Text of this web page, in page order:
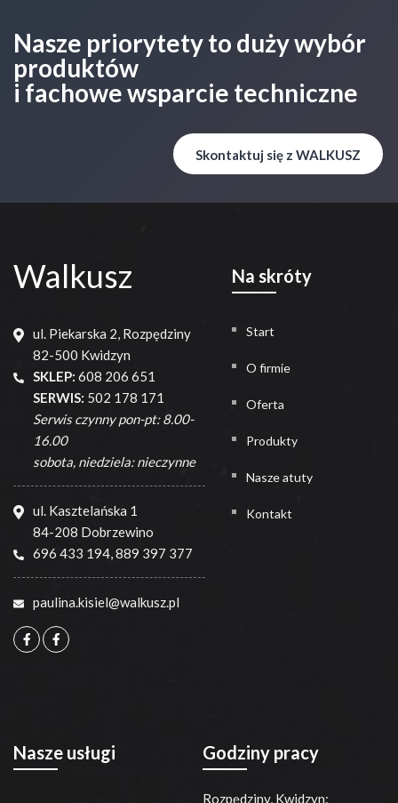
Nasze priorytety to duży wybór
produktów
i fachowe wsparcie techniczne
Skontaktuj się z WALKUSZ
Walkusz
ul. Piekarska 2, Rozpędziny
82-500 Kwidzyn
SKLEP: 608 206 651
SERWIS: 502 178 171
Serwis czynny pon-pt: 8.00-
16.00
sobota, niedziela: nieczynne
ul. Kasztelańska 1
84-208 Dobrzewino
696 433 194,889 397 377
paulina.kisiel@walkusz.pl
Na skróty
Start
O firmie
Oferta
Produkty
Nasze atuty
Kontakt
Nasze usługi Godziny pracy
Rozpędziny, Kwidzyn: